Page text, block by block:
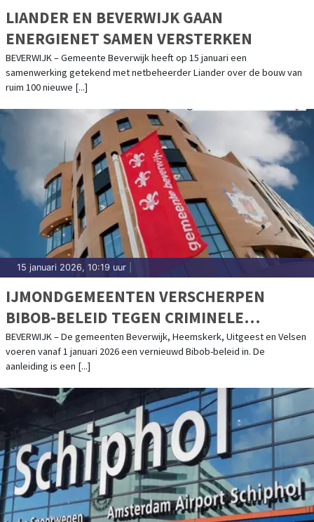
LIANDER EN BEVERWIJK GAAN
ENERGIENET SAMEN VERSTERKEN
BEVERWIJK – Gemeente Beverwijk heeft op 15 januari een
samenwerking getekend met netbeheerder Liander over de bouw van
ruim 100 nieuwe [...]
15 januari 2026, 10:19 uur
IJMONDGEMEENTEN VERSCHERPEN
BIBOB-BELEID TEGEN CRIMINELE
INVLOEDEN
BEVERWIJK – De gemeenten Beverwijk, Heemskerk, Uitgeest en Velsen
voeren vanaf 1 januari 2026 een vernieuwd Bibob-beleid in. De
aanleiding is een [...]